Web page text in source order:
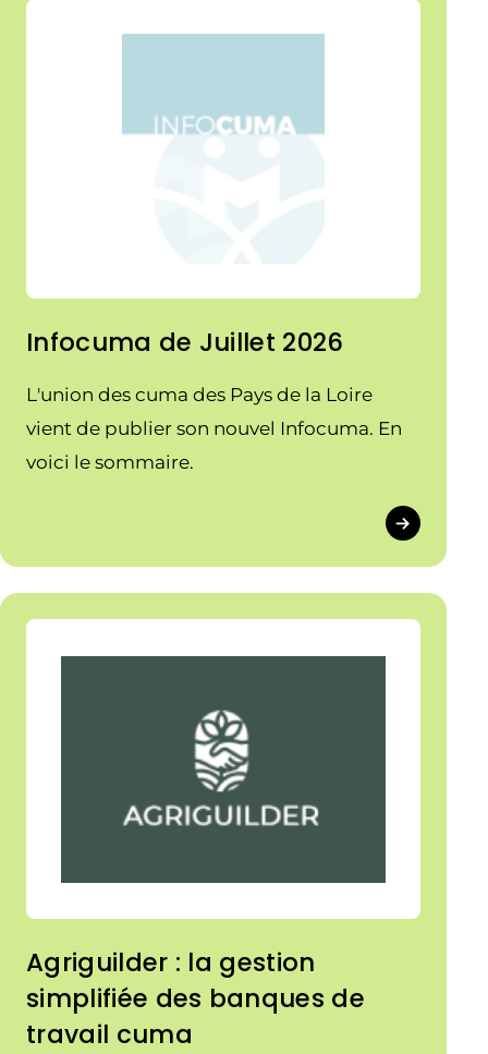
Infocuma de Juillet 2026
L'union des cuma des Pays de la Loire
vient de publier son nouvel Infocuma. En
voici le sommaire.
Agriguilder : la gestion
simplifiée des banques de
travail cuma